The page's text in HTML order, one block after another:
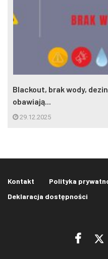
Blackout, brak wody,
obawiają...
29.12.2025
Kontakt Polityka
Deklaracja dostępności